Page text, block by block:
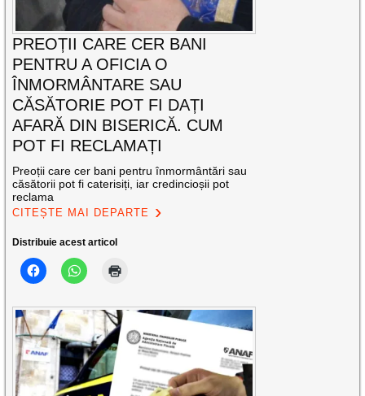
PREOȚII CARE CER BANI
PENTRU A OFICIA O
ÎNMORMÂNTARE SAU
CĂSĂTORIE POT FI DAȚI
AFARĂ DIN BISERICĂ. CUM
POT FI RECLAMAȚI
Preoții care cer bani pentru înmormântări sau
căsătorii pot fi caterisiți, iar credincioșii pot
reclama
CITEȘTE MAI DEPARTE
Distribuie acest articol